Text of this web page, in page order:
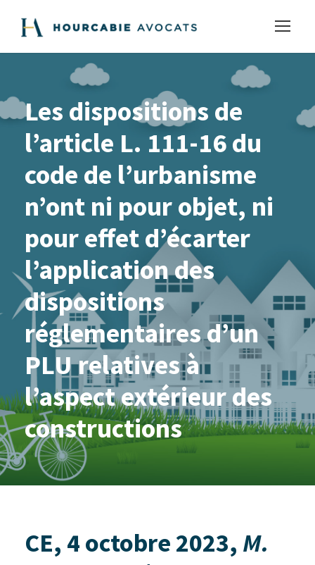
Les dispositions de
l’article L. 111-16 du
code de l’urbanisme
n’ont ni pour objet, ni
pour effet d’écarter
l’application des
dispositions
réglementaires d’un
PLU relatives à
l’aspect extérieur des
constructions
CE, 4 octobre 2023, M.